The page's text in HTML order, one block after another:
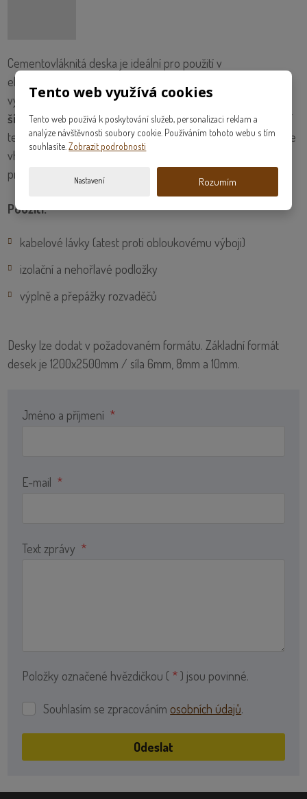
Cementovláknitá deska je ideální pro použití v
elektroprůmyslu, neboť při případném zkratu na kabelech
vysokého napětí a při následné exploziCEMVIN zabrání
šíření plamenea tepla do okolí. Znemožní poškození okolní
technologie. Díky své vodovzdornosti a nulovému bobtnání je
vhodný pro použití vedení kabelů ve vlhkých podzemních
prostorách.
Použití:
kabelové lávky (atest proti obloukovému výboji)
izolační a nehořlavé podložky
výplně a přepážky rozvaděčů
Desky lze dodat v požadovaném formátu. Základní formát
desek je 1200x2500mm / síla 6mm, 8mm a 10mm.
Jméno a příjmení *
E-mail *
Text zprávy *
Položky označené hvězdičkou ( *) jsou povinné.
Souhlasím
osobních
Souhlasím se zpracováním osobních údajů.
Odeslat
se
Tento web využívá cookies
Tento web používá k poskytování služeb, personalizaci reklam a
analýze návštěvnosti soubory cookie. Používáním tohoto webu s tím
souhlasíte.Zobrazit podrobnosti
Nastavení Rozumím